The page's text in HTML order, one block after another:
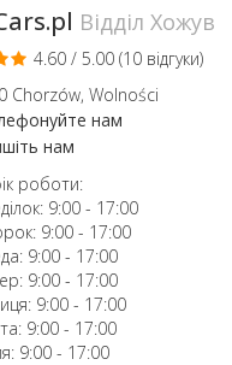
Відділ Хожув
4.60 / 5.00 (10 відгуки)
Chorzów, Wolności
нам
нам
роботи:
9:00 - 17:00
9:00 - 17:00
9:00 - 17:00
9:00 - 17:00
9:00 - 17:00
9:00 - 17:00
9:00 - 17:00